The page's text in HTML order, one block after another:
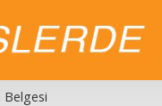
Belgesi